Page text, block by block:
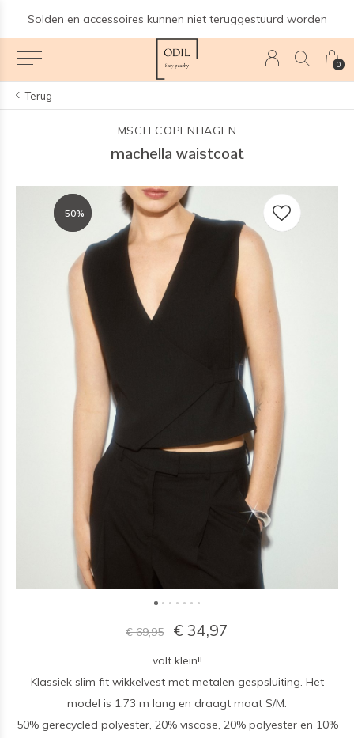
0
Solden en accessoires kunnen niet teruggestuurd worden
Terug
MSCH COPENHAGEN
machella waistcoat
-50%
-50%
€ 69,95 € 34,97
valt klein!!
Klassiek slim fit wikkelvest met metalen gespsluiting. Het
model is 1,73 m lang en draagt ​​maat S/M.
50% gerecycled polyester, 20% viscose, 20% polyester en 10%